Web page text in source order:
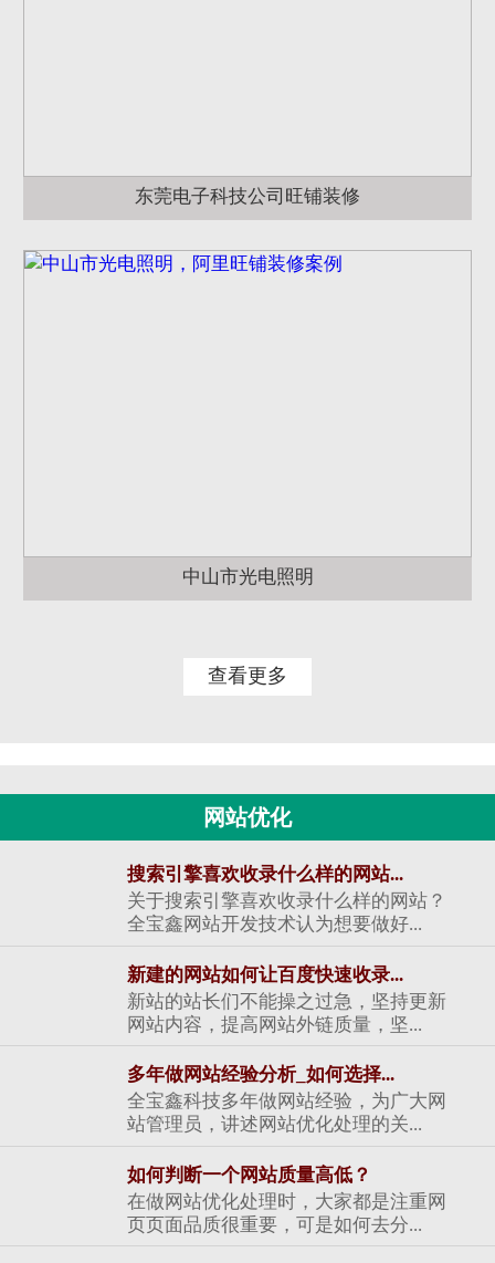
东莞电子科技公司旺铺装修
中山市光电照明
查看更多
网站优化
搜索引擎喜欢收录什么样的网站...
关于搜索引擎喜欢收录什么样的网站？
全宝鑫网站开发技术认为想要做好...
新建的网站如何让百度快速收录...
新站的站长们不能操之过急，坚持更新
网站内容，提高网站外链质量，坚...
多年做网站经验分析_如何选择...
全宝鑫科技多年做网站经验，为广大网
站管理员，讲述网站优化处理的关...
如何判断一个网站质量高低？
在做网站优化处理时，大家都是注重网
页页面品质很重要，可是如何去分...